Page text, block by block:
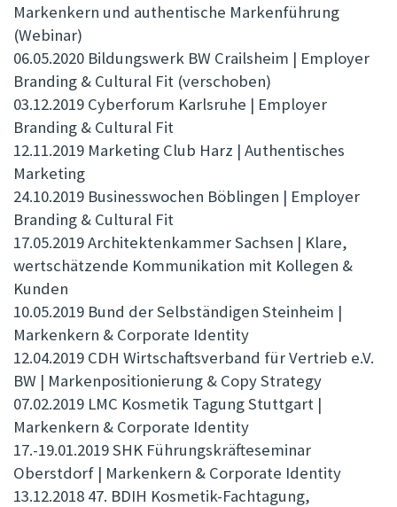
Markenkern und authentische Markenführung
(Webinar)
06.05.2020 Bildungswerk BW Crailsheim | Employer
Branding & Cultural Fit (verschoben)
03.12.2019 Cyberforum Karlsruhe | Employer
Branding & Cultural Fit
12.11.2019 Marketing Club Harz | Authentisches
Marketing
24.10.2019 Businesswochen Böblingen | Employer
Branding & Cultural Fit
17.05.2019 Architektenkammer Sachsen | Klare,
wertschätzende Kommunikation mit Kollegen &
Kunden
10.05.2019 Bund der Selbständigen Steinheim |
Markenkern & Corporate Identity
12.04.2019 CDH Wirtschaftsverband für Vertrieb e.V.
BW | Markenpositionierung & Copy Strategy
07.02.2019 LMC Kosmetik Tagung Stuttgart |
Markenkern & Corporate Identity
17.-19.01.2019 SHK Führungskräfteseminar
Oberstdorf | Markenkern & Corporate Identity
13.12.2018 47. BDIH Kosmetik-Fachtagung,